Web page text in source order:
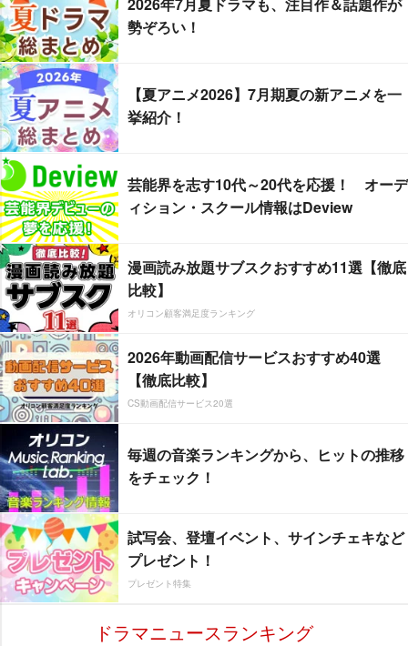
勢ぞろい！
【夏アニメ2026】7月期夏の新アニメを一
挙紹介！
芸能界を志す10代～20代を応援！ オーデ
ィション・スクール情報はDeview
漫画読み放題サブスクおすすめ11選【徹底
比較】
オリコン顧客満足度ランキング
2026年動画配信サービスおすすめ40選
【徹底比較】
CS動画配信サービス20選
毎週の音楽ランキングから、ヒットの推移
をチェック！
試写会、登壇イベント、サインチェキなど
プレゼント！
プレゼント特集
ドラマニュースランキング